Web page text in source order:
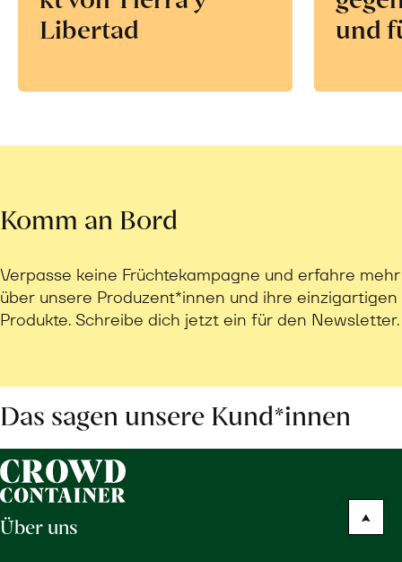
Libertad
und
Komm an Bord
Verpasse keine Früchtekampagne und erfahre mehr
über unsere Produzent*innen und ihre einzigartigen
Produkte. Schreibe dich jetzt ein für den Newsletter.
Das sagen unsere Kund*innen
Über uns